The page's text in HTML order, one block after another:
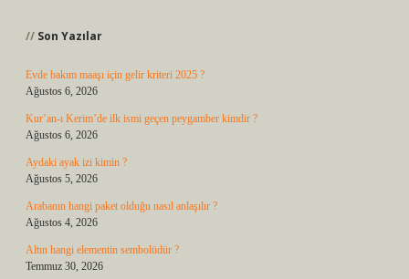
Son Yazılar
Evde bakım maaşı için gelir kriteri 2025 ?
Ağustos 6, 2026
Kur’an-ı Kerim’de ilk ismi geçen peygamber kimdir ?
Ağustos 6, 2026
Aydaki ayak izi kimin ?
Ağustos 5, 2026
Arabanın hangi paket olduğu nasıl anlaşılır ?
Ağustos 4, 2026
Altın hangi elementin sembolüdür ?
Temmuz 30, 2026